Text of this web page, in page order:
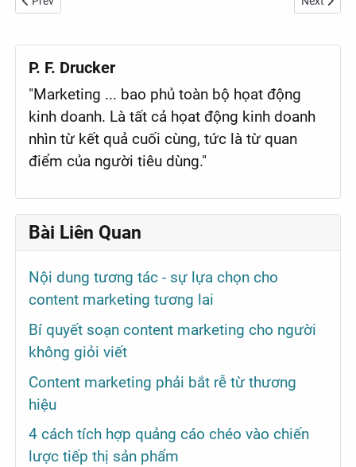
P. F. Drucker
"Marketing ... bao phủ toàn bộ họat động
kinh doanh. Là tất cả họat động kinh doanh
nhìn từ kết quả cuối cùng, tức là từ quan
điểm của người tiêu dùng."
Bài Liên Quan
Nội dung tương tác - sự lựa chọn cho
content marketing tương lai
Bí quyết soạn content marketing cho người
không giỏi viết
Content marketing phải bắt rễ từ thương
hiệu
4 cách tích hợp quảng cáo chéo vào chiến
lược tiếp thị sản phẩm